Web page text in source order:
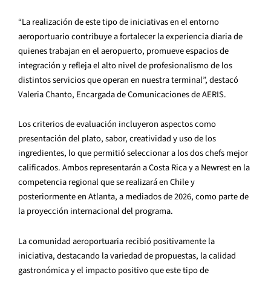
“La realización de este tipo de iniciativas en el entorno
aeroportuario contribuye a fortalecer la experiencia diaria de
quienes trabajan en el aeropuerto, promueve espacios de
integración y refleja el alto nivel de profesionalismo de los
distintos servicios que operan en nuestra terminal”, destacó
Valeria Chanto, Encargada de Comunicaciones de AERIS.
Los criterios de evaluación incluyeron aspectos como
presentación del plato, sabor, creatividad y uso de los
ingredientes, lo que permitió seleccionar a los dos chefs mejor
calificados. Ambos representarán a Costa Rica y a Newrest en la
competencia regional que se realizará en Chile y
posteriormente en Atlanta, a mediados de 2026, como parte de
la proyección internacional del programa.
La comunidad aeroportuaria recibió positivamente la
iniciativa, destacando la variedad de propuestas, la calidad
gastronómica y el impacto positivo que este tipo de